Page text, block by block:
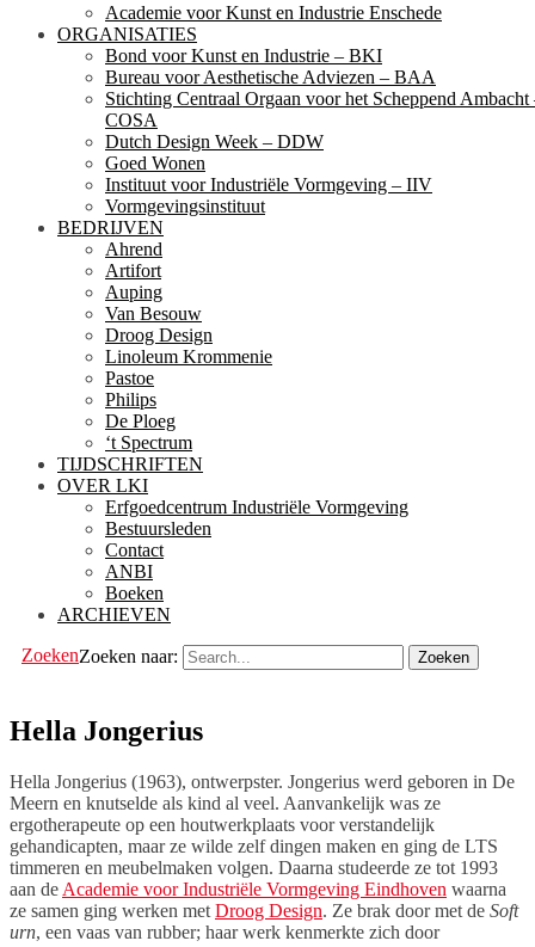
Academie voor Kunst en Industrie Enschede
ORGANISATIES
Bond voor Kunst en Industrie – BKI
Bureau voor Aesthetische Adviezen – BAA
Stichting Centraal Orgaan voor het Scheppend Ambacht
COSA
Dutch Design Week – DDW
Goed Wonen
Instituut voor Industriële Vormgeving – IIV
Vormgevingsinstituut
BEDRIJVEN
Ahrend
Artifort
Auping
Van Besouw
Droog Design
Linoleum Krommenie
Pastoe
Philips
De Ploeg
‘t Spectrum
TIJDSCHRIFTEN
OVER LKI
Erfgoedcentrum Industriële Vormgeving
Bestuursleden
Contact
ANBI
Boeken
ARCHIEVEN
ZoekenZoeken naar:
Hella Jongerius
Hella Jongerius (1963), ontwerpster. Jongerius werd geboren in De
Meern en knutselde als kind al veel. Aanvankelijk was ze
ergotherapeute op een houtwerkplaats voor verstandelijk
gehandicapten, maar ze wilde zelf dingen maken en ging de LTS
timmeren en meubelmaken volgen. Daarna studeerde ze tot 1993
aan de Academie voor Industriële Vormgeving Eindhoven waarna
ze samen ging werken met Droog Design. Ze brak door met de Soft
urn, een vaas van rubber; haar werk kenmerkte zich door